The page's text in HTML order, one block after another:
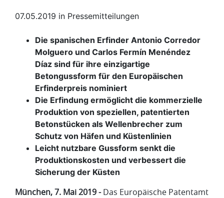
07.05.2019 in Pressemitteilungen
Die spanischen Erfinder Antonio Corredor
Molguero und Carlos Fermín Menéndez
Díaz sind für ihre einzigartige
Betongussform für den Europäischen
Erfinderpreis nominiert
Die Erfindung ermöglicht die kommerzielle
Produktion von speziellen, patentierten
Betonstücken als Wellenbrecher zum
Schutz von Häfen und Küstenlinien
Leicht nutzbare Gussform senkt die
Produktionskosten und verbessert die
Sicherung der Küsten
München, 7. Mai 2019 -Das Europäische Patentamt